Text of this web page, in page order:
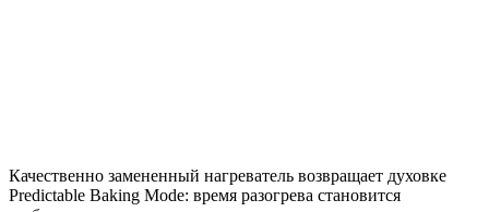
Качественно замененный нагреватель возвращает духовке
Predictable Baking Mode: время разогрева становится